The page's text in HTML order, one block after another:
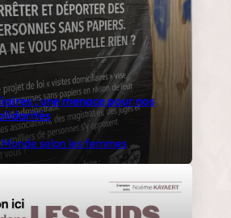
: une menace pour nos
Monde selon les femmes